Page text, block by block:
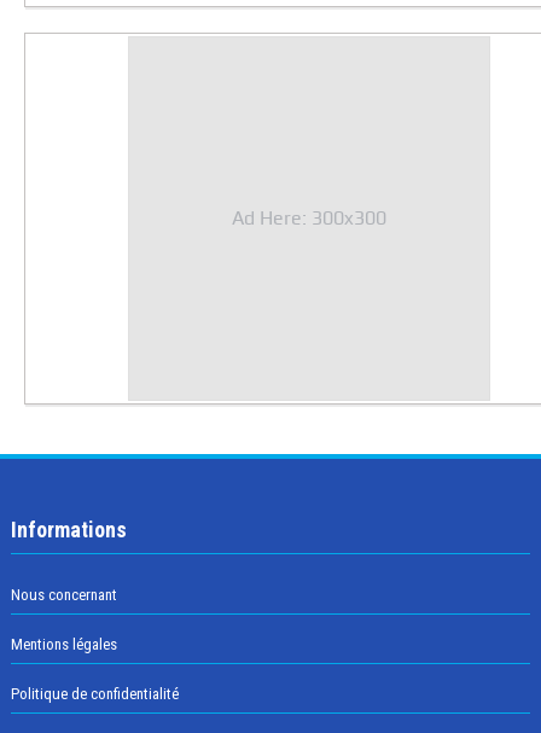
Ad Here: 300x300
Informations
Nous concernant
Mentions légales
Politique de confidentialité